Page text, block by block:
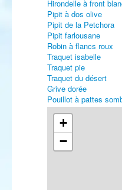
Hirondelle à front
Pipit à dos olive
Pipit de la Petchora
Pipit farlousane
Robin à flancs roux
Traquet isabelle
Traquet pie
Traquet du désert
Grive dorée
Pouillot à pattes
Pouillot boréal
Pouillot de Schwarz
Pie-grièche brune
Viréo à œil rouge
Paruline jaune
+
−